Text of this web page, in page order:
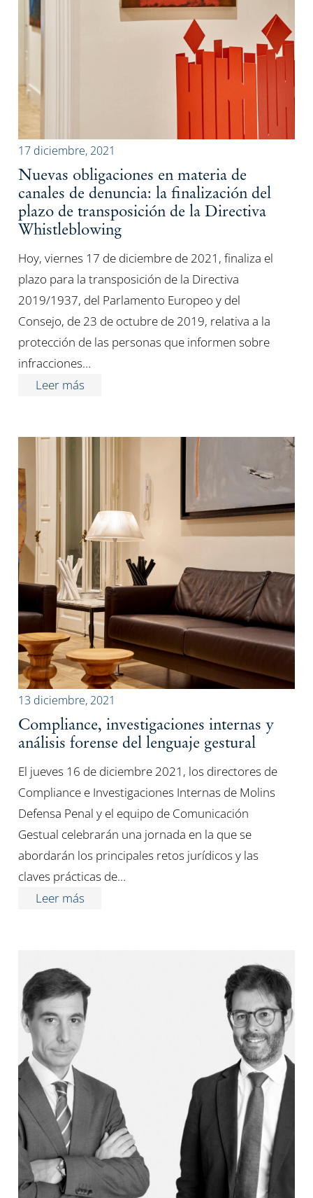
17 diciembre, 2021
Nuevas obligaciones en materia de
canales de denuncia: la finalización del
plazo de transposición de la Directiva
Whistleblowing
Hoy, viernes 17 de diciembre de 2021, finaliza el
plazo para la transposición de la Directiva
2019/1937, del Parlamento Europeo y del
Consejo, de 23 de octubre de 2019, relativa a la
protección de las personas que informen sobre
infracciones…
Leer más
13 diciembre, 2021
Compliance, investigaciones internas y
análisis forense del lenguaje gestural
El jueves 16 de diciembre 2021, los directores de
Compliance e Investigaciones Internas de Molins
Defensa Penal y el equipo de Comunicación
Gestual celebrarán una jornada en la que se
abordarán los principales retos jurídicos y las
claves prácticas de…
Leer más